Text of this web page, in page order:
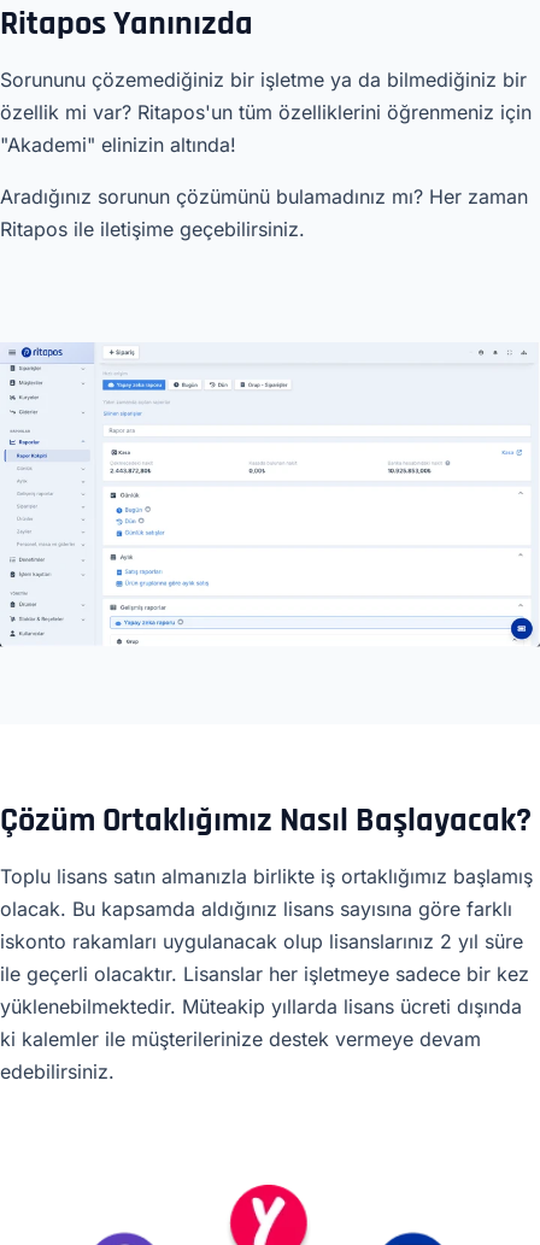
Ritapos Yanınızda
Sorununu çözemediğiniz bir işletme ya da bilmediğiniz bir
özellik mi var? Ritapos'un tüm özelliklerini öğrenmeniz için
"Akademi" elinizin altında!
Aradığınız sorunun çözümünü bulamadınız mı? Her zaman
Ritapos ile iletişime geçebilirsiniz.
Çözüm Ortaklığımız Nasıl Başlayacak?
Toplu lisans satın almanızla birlikte iş ortaklığımız başlamış
olacak. Bu kapsamda aldığınız lisans sayısına göre farklı
iskonto rakamları uygulanacak olup lisanslarınız 2 yıl süre
ile geçerli olacaktır. Lisanslar her işletmeye sadece bir kez
yüklenebilmektedir. Müteakip yıllarda lisans ücreti dışında
ki kalemler ile müşterilerinize destek vermeye devam
edebilirsiniz.